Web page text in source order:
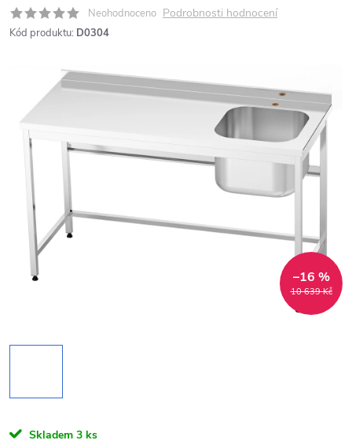
Neohodnoceno Podrobnosti hodnocení
Kód produktu: D0304
10 639 Kč
–16 %
Skladem 3 ks